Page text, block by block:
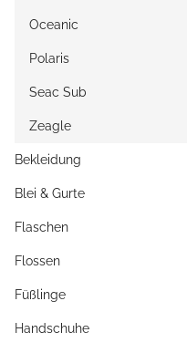
Oceanic
Polaris
Seac Sub
Zeagle
Bekleidung
Blei & Gurte
Flaschen
Flossen
Füßlinge
Handschuhe